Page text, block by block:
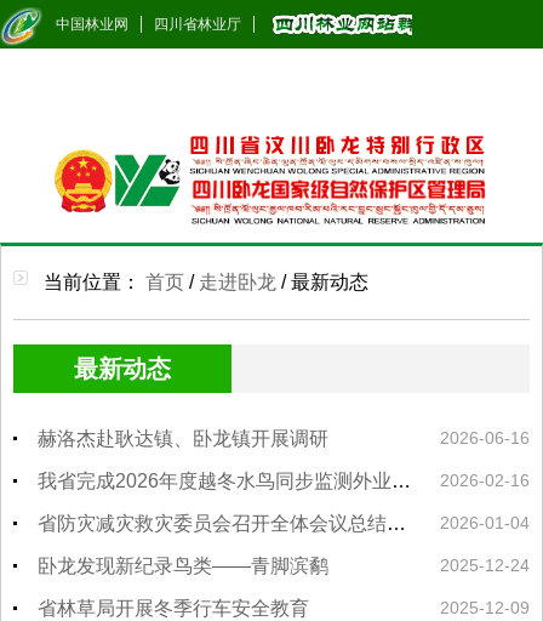
中国林业网 四川省林业厅
当前位置： 首页 / 走进卧龙 /最新动态
最新动态
2026-06-16
赫洛杰赴耿达镇、卧龙镇开展调研
2026-02-16
我省完成2026年度越冬水鸟同步监测外业工作
2026-01-04
省防灾减灾救灾委员会召开全体会议总结经验 认清形势 始终绷紧防灾减灾救灾这根弦
2025-12-24
卧龙发现新纪录鸟类——青脚滨鹬
2025-12-09
省林草局开展冬季行车安全教育